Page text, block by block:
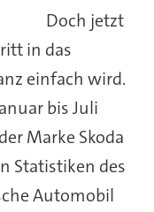
Doch jetzt
in das
einfach wird.
bis Juli
Marke Skoda
Statistiken des
Automobil